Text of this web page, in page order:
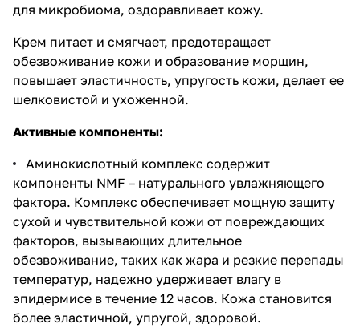
для микробиома, оздоравливает кожу.
Крем питает и смягчает, предотвращает
обезвоживание кожи и образование морщин,
повышает эластичность, упругость кожи, делает ее
шелковистой и ухоженной.
Активные компоненты:
Аминокислотный комплекс содержит
компоненты NMF – натурального увлажняющего
фактора. Комплекс обеспечивает мощную защиту
сухой и чувствительной кожи от повреждающих
факторов, вызывающих длительное
обезвоживание, таких как жара и резкие перепады
температур, надежно удерживает влагу в
эпидермисе в течение 12 часов. Кожа становится
более эластичной, упругой, здоровой.